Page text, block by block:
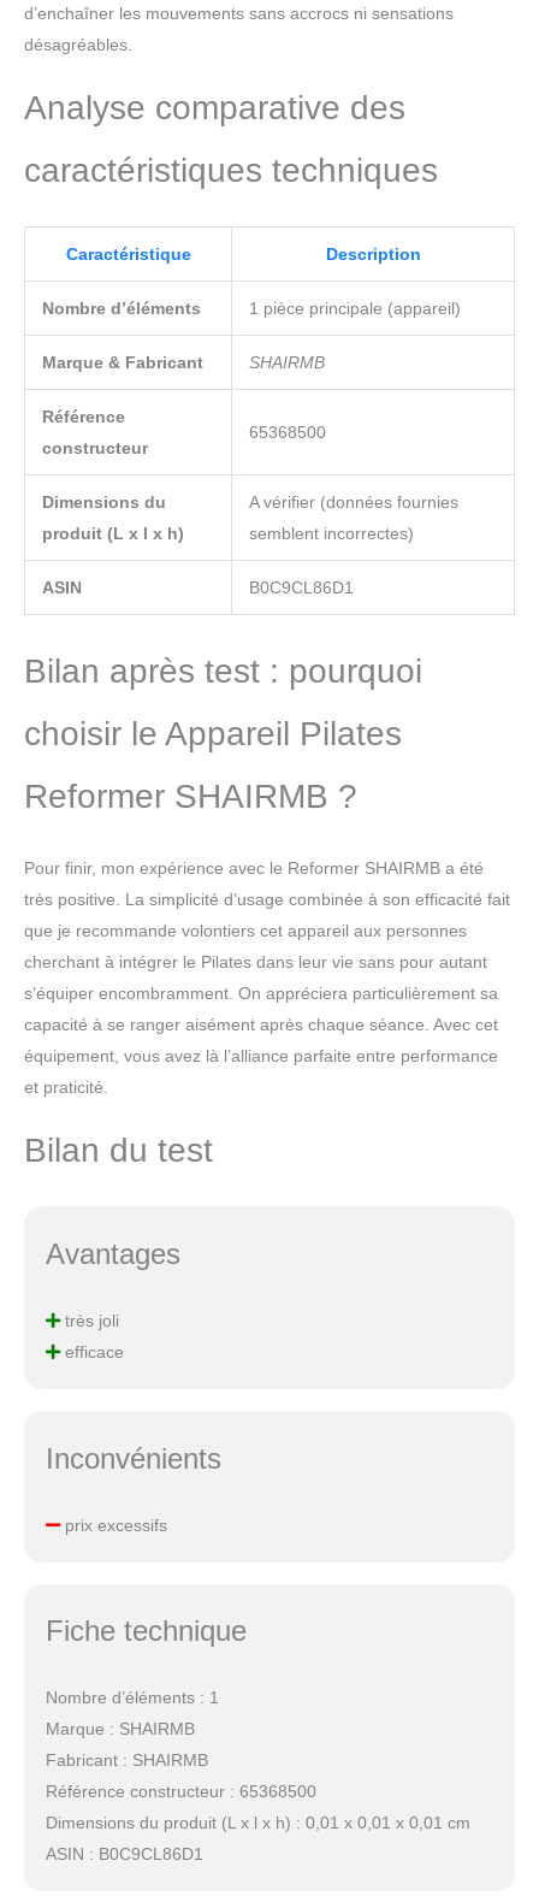
d’enchaîner les mouvements sans accrocs ni sensations
désagréables.
Analyse comparative des
caractéristiques techniques
Caractéristique Description
Nombre d’éléments 1 pièce principale (appareil)
Marque & Fabricant SHAIRMB
Référence
constructeur
65368500
Dimensions du
produit (L x l x h)
A vérifier (données fournies
semblent incorrectes)
ASIN B0C9CL86D1
Bilan après test : pourquoi
choisir le Appareil Pilates
Reformer SHAIRMB ?
Pour finir, mon expérience avec le Reformer SHAIRMB a été
très positive. La simplicité d’usage combinée à son efficacité fait
que je recommande volontiers cet appareil aux personnes
cherchant à intégrer le Pilates dans leur vie sans pour autant
s’équiper encombramment. On appréciera particulièrement sa
capacité à se ranger aisément après chaque séance. Avec cet
équipement, vous avez là l’alliance parfaite entre performance
et praticité.
Bilan du test
Avantages
très joli
efficace
Inconvénients
prix excessifs
Fiche technique
Nombre d’éléments : 1
Marque : SHAIRMB
Fabricant : SHAIRMB
Référence constructeur : 65368500
Dimensions du produit (L x l x h) : 0,01 x 0,01 x 0,01 cm
ASIN : B0C9CL86D1